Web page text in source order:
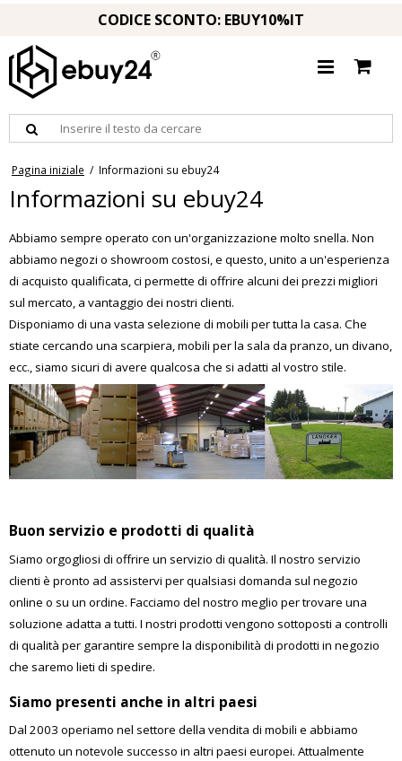
CODICE SCONTO: EBUY10%IT
Pagina iniziale / Informazioni su ebuy24
Informazioni su ebuy24
Abbiamo sempre operato con un'organizzazione molto snella. Non
abbiamo negozi o showroom costosi, e questo, unito a un'esperienza
di acquisto qualificata, ci permette di offrire alcuni dei prezzi migliori
sul mercato, a vantaggio dei nostri clienti.
Disponiamo di una vasta selezione di mobili per tutta la casa. Che
stiate cercando una scarpiera, mobili per la sala da pranzo, un divano,
ecc., siamo sicuri di avere qualcosa che si adatti al vostro stile.
Buon servizio e prodotti di qualità
Siamo orgogliosi di offrire un servizio di qualità. Il nostro servizio
clienti è pronto ad assistervi per qualsiasi domanda sul negozio
online o su un ordine. Facciamo del nostro meglio per trovare una
soluzione adatta a tutti. I nostri prodotti vengono sottoposti a controlli
di qualità per garantire sempre la disponibilità di prodotti in negozio
che saremo lieti di spedire.
Siamo presenti anche in altri paesi
Dal 2003 operiamo nel settore della vendita di mobili e abbiamo
ottenuto un notevole successo in altri paesi europei. Attualmente